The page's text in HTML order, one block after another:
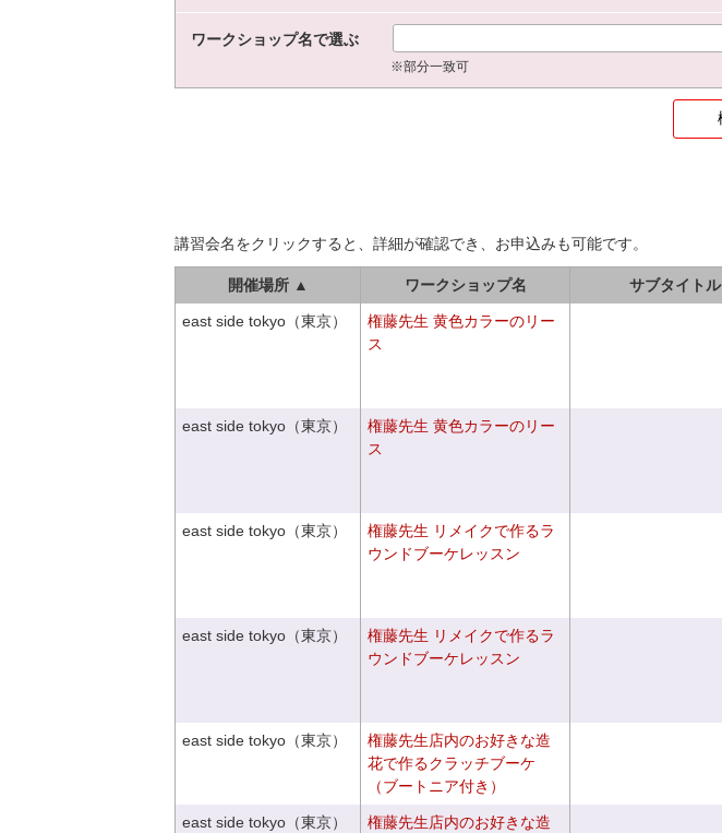
ワークショップ名で選ぶ
※部分一致可
講習会名をクリックすると、詳細が確認でき、お申込みも可能です。
開催場所 ▲ ワークショップ名 サブタイトル
east side tokyo（東京）
権藤先生 黄色カラーのリー
ス
east side tokyo（東京）
権藤先生 黄色カラーのリー
ス
east side tokyo（東京）
権藤先生 リメイクで作るラ
ウンドブーケレッスン
east side tokyo（東京）
権藤先生 リメイクで作るラ
ウンドブーケレッスン
east side tokyo（東京）
権藤先生店内のお好きな造
花で作るクラッチブーケ
（ブートニア付き）
east side tokyo（東京）
権藤先生店内のお好きな造